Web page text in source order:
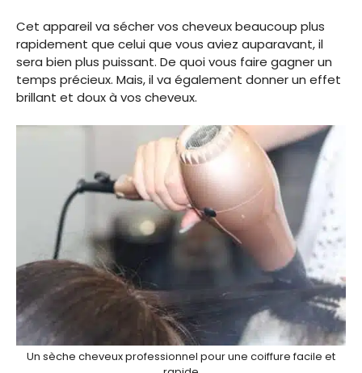
Cet appareil va sécher vos cheveux beaucoup plus
rapidement que celui que vous aviez auparavant, il
sera bien plus puissant. De quoi vous faire gagner un
temps précieux. Mais, il va également donner un effet
brillant et doux à vos cheveux.
Un sèche cheveux professionnel pour une coiffure facile et